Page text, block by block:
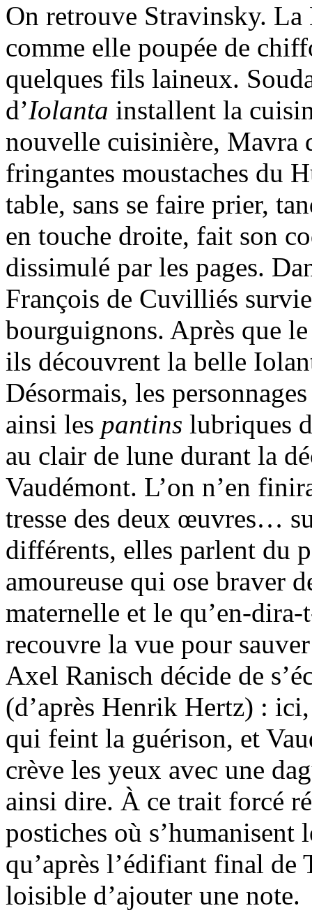
On retrouve Stravinsky. La
comme elle poupée de
quelques fils laineux.
d’Iolanta installent la
nouvelle cuisinière, Mavra
fringantes moustaches du
table, sans se faire prier,
en touche droite, fait son
dissimulé par les pages.
François de Cuvilliés
bourguignons. Après que
ils découvrent la belle
Désormais, les
ainsi les pantins lubriques
au clair de lune durant la
Vaudémont. L’on n’en
tresse des deux œuvres…
différents, elles parlent du
amoureuse qui ose braver
maternelle et le qu’en-
recouvre la vue pour
Axel Ranisch décide de
(d’après Henrik Hertz) :
qui feint la guérison, et
crève les yeux avec une
ainsi dire. À ce trait forcé
postiches où s’humanisent
qu’après l’édifiant final
loisible d’ajouter une note.